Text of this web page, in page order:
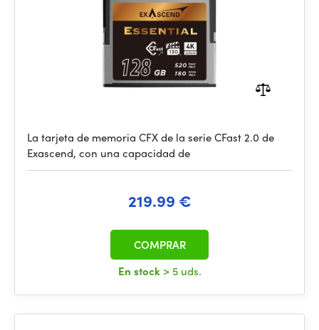
La tarjeta de memoria CFX de la serie CFast 2.0 de
Exascend, con una capacidad de
219.99 €
En stock > 5 uds.
COMPRAR